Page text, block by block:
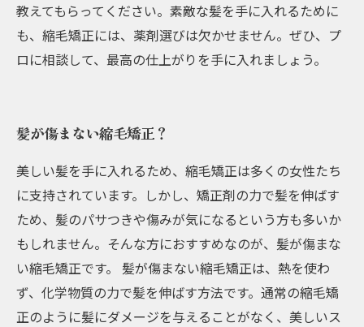
教えてもらってください。素敵な髪を手に入れるために
も、縮毛矯正には、薬剤選びは欠かせません。ぜひ、プ
ロに相談して、最高の仕上がりを手に入れましょう。
髪が傷まない縮毛矯正？
美しい髪を手に入れるため、縮毛矯正は多くの女性たち
に支持されています。しかし、矯正剤の力で髪を伸ばす
ため、髪のパサつきや傷みが気になるという方も多いか
もしれません。そんな方におすすめなのが、髪が傷まな
い縮毛矯正です。 髪が傷まない縮毛矯正は、熱を使わ
ず、化学物質の力で髪を伸ばす方法です。通常の縮毛矯
正のように髪にダメージを与えることがなく、美しいス